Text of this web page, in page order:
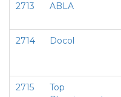
2713 ABLA
2714 Docol
2715
Top